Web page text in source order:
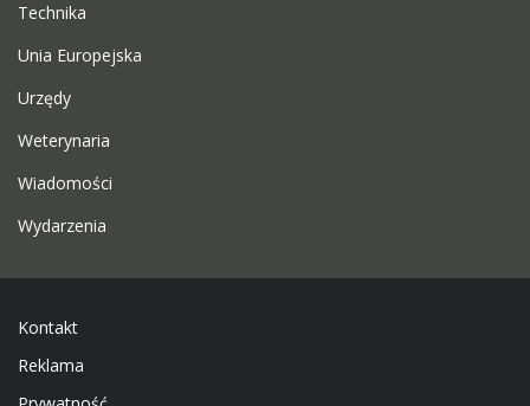
Technika
Unia Europejska
Urzędy
Weterynaria
Wiadomości
Wydarzenia
Kontakt
Reklama